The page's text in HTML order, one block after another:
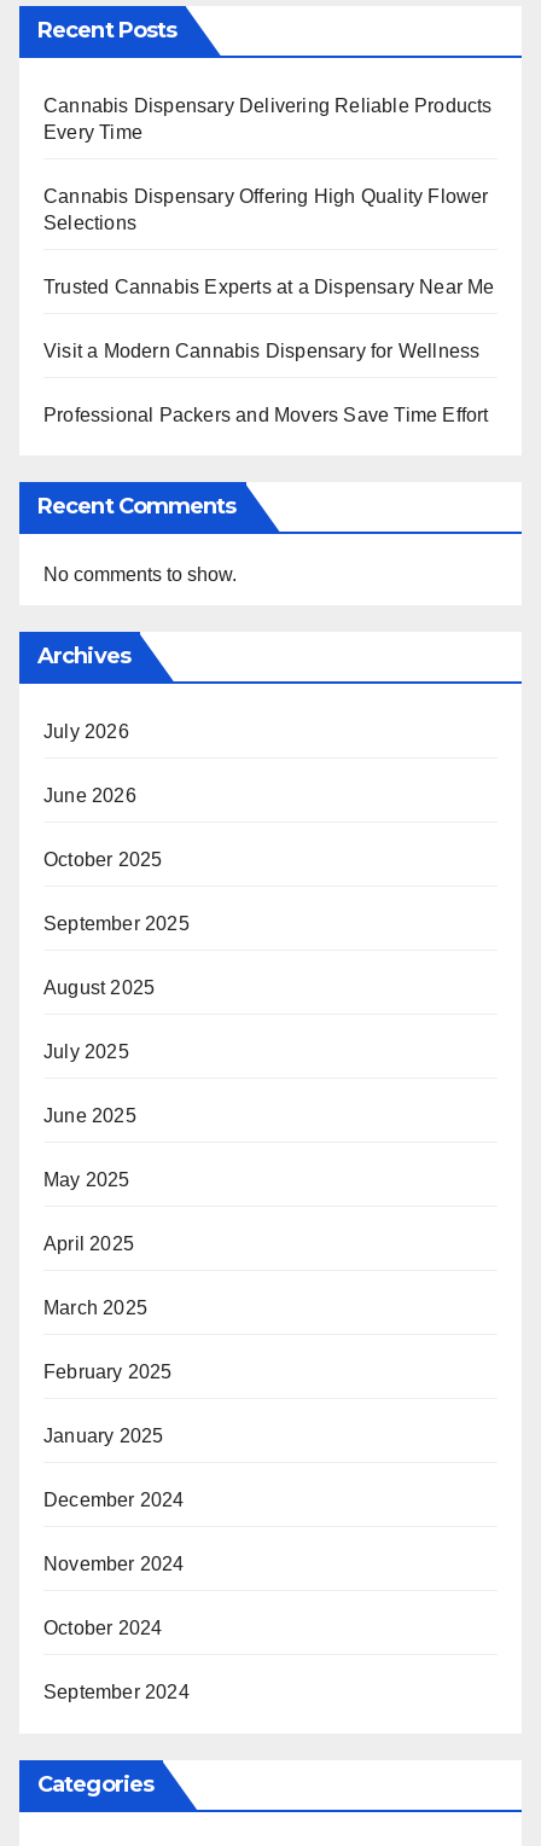
Recent Posts
Cannabis Dispensary Delivering Reliable Products
Every Time
Cannabis Dispensary Offering High Quality Flower
Selections
Trusted Cannabis Experts at a Dispensary Near Me
Visit a Modern Cannabis Dispensary for Wellness
Professional Packers and Movers Save Time Effort
Recent Comments
No comments to show.
Archives
July 2026
June 2026
October 2025
September 2025
August 2025
July 2025
June 2025
May 2025
April 2025
March 2025
February 2025
January 2025
December 2024
November 2024
October 2024
September 2024
Categories